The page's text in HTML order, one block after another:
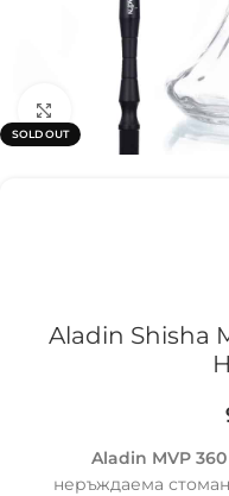
SOLD OUT
Click to enlarge
Aladin Shisha
Aladin MVP 360
неръждаема